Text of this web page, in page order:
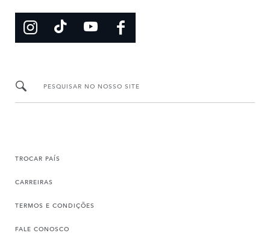
PESQUISAR NO NOSSO SITE
TROCAR PAÍS
CARREIRAS
TERMOS E CONDIÇÕES
FALE CONOSCO